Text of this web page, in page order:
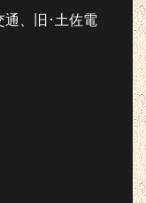
通、旧･土佐電